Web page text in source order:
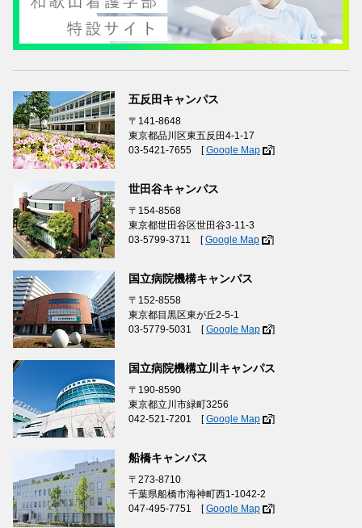
五反田キャンパス
〒141-8648
東京都品川区東五反田4-1-17
03-5421-7655 [Google Map ]
世田谷キャンパス
〒154-8568
東京都世田谷区世田谷3-11-3
03-5799-3711 [Google Map ]
国立病院機構キャンパス
〒152-8558
東京都目黒区東が丘2-5-1
03-5779-5031 [Google Map ]
国立病院機構立川キャンパス
〒190-8590
東京都立川市緑町3256
042-521-7201 [Google Map ]
船橋キャンパス
〒273-8710
千葉県船橋市海神町西1-1042-2
047-495-7751 [Google Map ]